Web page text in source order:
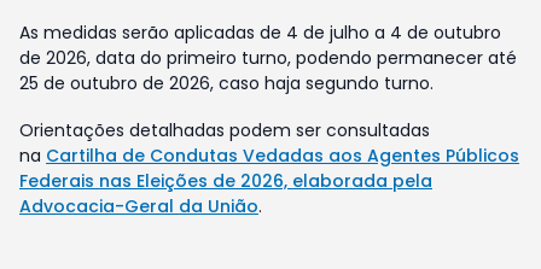
As medidas serão aplicadas de 4 de julho a 4 de outubro
de 2026, data do primeiro turno, podendo permanecer até
25 de outubro de 2026, caso haja segundo turno.
Orientações detalhadas podem ser consultadas
na Cartilha de Condutas Vedadas aos Agentes Públicos
Federais nas Eleições de 2026, elaborada pela
Advocacia-Geral da União.